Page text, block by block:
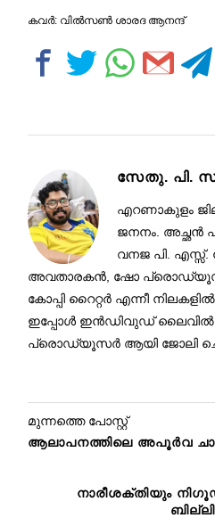
കവര്‍: വില്‍സണ്‍ ശാരദ ആനന്ദ്‌
സേതു. പി.
എറണാകുളം
ജനനം. അച്ഛൻ
വനജ പി. എസ്സ്.
അവതാരകൻ, ഷോ
കോപ്പി റൈറ്റർ എന്നീ
ഇപ്പോൾ ഇൻഡിവുഡ് ലൈവിൽ
പ്രൊഡ്യൂസർ ആയി ജോലി
മുന്നത്തെ പോസ്റ്റ്
ആലാപനത്തിലെ അപൂർവ
നാരീശക്തിയും